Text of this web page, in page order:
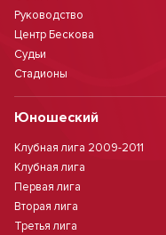
Руководство
Центр Бескова
Судьи
Стадионы
Юношеский
Клубная лига 2009-2011
Клубная лига
Первая лига
Вторая лига
Третья лига